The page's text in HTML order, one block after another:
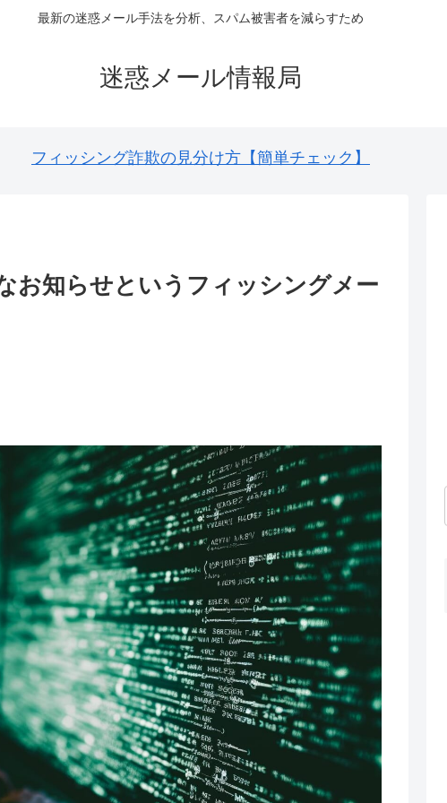
最新の迷惑メール手法を分析、スパム被害者を減らすため
迷惑メール情報局
フィッシング詐欺の見分け方【簡単チェック】
お知らせというフィッシングメー